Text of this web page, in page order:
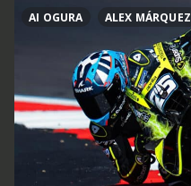
AI OGURA ALEX MÁRQUEZ